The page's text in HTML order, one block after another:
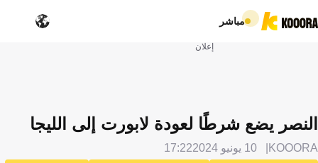
مباشر
إعلان
النصر يضع شرطًا لعودة لابورت إلى الليجا
KOOORA 10 يونيو 2024 17:22